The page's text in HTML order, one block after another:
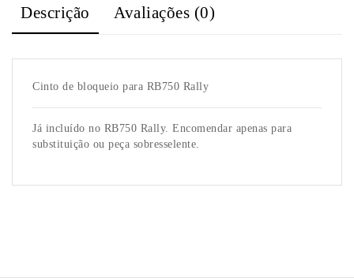
Descrição Avaliações (0)
Cinto de bloqueio para RB750 Rally
Já incluído no RB750 Rally. Encomendar apenas para
substituição ou peça sobresselente.